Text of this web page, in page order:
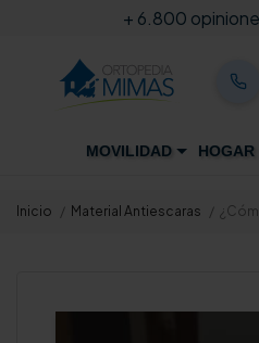
+ 6.800
MOVILIDAD HOGAR
Inicio Material Antiescaras